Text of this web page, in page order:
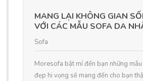
MANG LẠI KHÔNG GIAN
VỚI CÁC MẪU SOFA DA
Sofa
Moresofa bật mí đến bạn những
đẹp hi vọng sẽ mang đến cho bạn